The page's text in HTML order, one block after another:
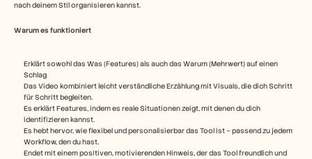
nach deinem Stil organisieren kannst.
Warum es funktioniert
Erklärt sowohl das Was (Features) als auch das Warum (Mehrwert) auf einen
Schlag
Das Video kombiniert leicht verständliche Erzählung mit Visuals, die dich Schritt
für Schritt begleiten.
Es erklärt Features, indem es reale Situationen zeigt, mit denen du dich
identifizieren kannst.
Es hebt hervor, wie flexibel und personalisierbar das Tool ist – passend zu jedem
Workflow, den du hast.
Endet mit einem positiven, motivierenden Hinweis, der das Tool freundlich und